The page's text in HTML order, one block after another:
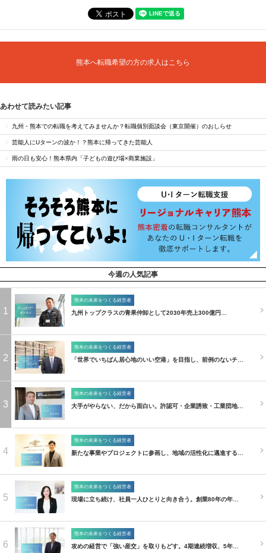
熊本へ転職希望の方の求人はこちら
あわせて読みたい記事
九州・熊本での転職を考えてみませんか？転職個別面談会（東京開催）のおしらせ
芸能人にUターンの波か！？熊本に帰ってきた芸能人
雨の日も安心！熊本県内「子どもの遊び場×商業施設」
今週の人気記事
1
熊本の未来をつくる経営者
九州トップクラスの青果仲卸として2030年売上300億円…
2
熊本の未来をつくる経営者
「世界でいちばん居心地のいい空港」を目指し、前例のないチ…
3
熊本の未来をつくる経営者
大手がやらない、だから面白い。許認可・企業誘致・工業団地…
4
熊本の未来をつくる経営者
新たな事業やプロジェクトに参画し、地域の活性化に邁進する…
5
熊本の未来をつくる経営者
現場に立ち続け、社員一人ひとりと向き合う。創業80年の年…
6
熊本の未来をつくる経営者
攻めの経営で「強い産交」を取りもどす。4期連続増収、5年…